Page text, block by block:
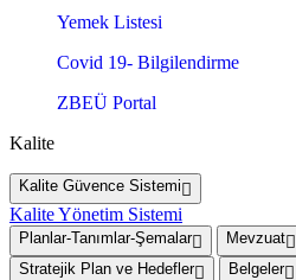
Yemek Listesi
Covid 19- Bilgilendirme
ZBEÜ Portal
Kalite
Kalite Güvence Sistemi
Kalite Yönetim Sistemi
Planlar-Tanımlar-Şemalar Mevzuat
Stratejik Plan ve Hedefler
Belgeler